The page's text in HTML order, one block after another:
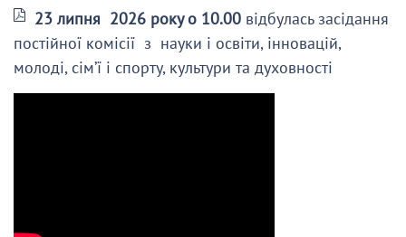
23 липня 2026 року о 10.00 відбулась засідання
постійної комісії з науки і освіти, інновацій,
молоді, сім’ї і спорту, культури та духовності